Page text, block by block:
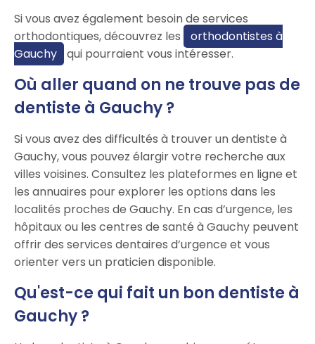
Si vous avez également besoin de services
orthodontiques, découvrez les
orthodontistes à
Gauchy
qui pourraient vous intéresser.
Où aller quand on ne trouve pas de
dentiste à Gauchy ?
Si vous avez des difficultés à trouver un dentiste à
Gauchy, vous pouvez élargir votre recherche aux
villes voisines. Consultez les plateformes en ligne et
les annuaires pour explorer les options dans les
localités proches de Gauchy. En cas d’urgence, les
hôpitaux ou les centres de santé à Gauchy peuvent
offrir des services dentaires d’urgence et vous
orienter vers un praticien disponible.
Qu'est-ce qui fait un bon dentiste à
Gauchy ?